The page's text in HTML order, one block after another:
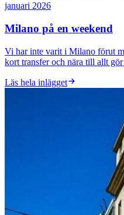
januari 2026
Milano på en weekend
Vi har inte varit i Milano förut
kort transfer och nära till allt
Läs hela inlägget